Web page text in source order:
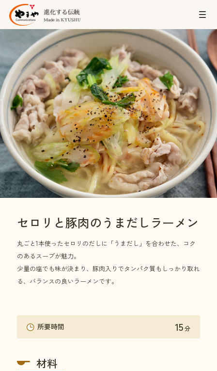
セロリと豚肉のうまだしラーメン
丸ごと1本使ったセロリのだしに「うまだし」を合わせた、コク
のあるスープが魅力。
少量の塩でも味が決まり、豚肉入りでタンパク質もしっかり取れ
る、バランスの良いラーメンです。
所要時間 15分
材料